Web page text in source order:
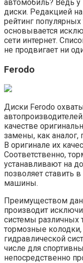
автомобиль? Ведь
диски. Редакцией
рейтинг
основывается
сети интернет.
не продвигает ни
Ferodo
Диски Ferodo
качестве
замены, как аналог,
В оригинале их
Соответственно,
устанавливают на
позволяет ставить
машины.
Преимуществом
производит
системы различных
тормозные
гидравлической
числе для
непосредственно